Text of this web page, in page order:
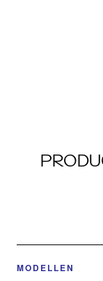
MODELLEN